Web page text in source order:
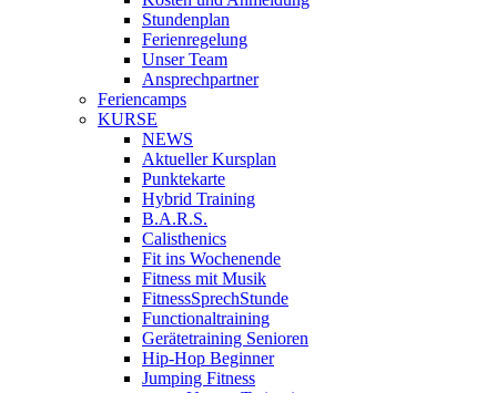
Stundenplan
Ferienregelung
Unser Team
Ansprechpartner
Feriencamps
KURSE
NEWS
Aktueller Kursplan
Punktekarte
Hybrid Training
B.A.R.S.
Calisthenics
Fit ins Wochenende
Fitness mit Musik
FitnessSprechStunde
Functionaltraining
Gerätetraining Senioren
Hip-Hop Beginner
Jumping Fitness